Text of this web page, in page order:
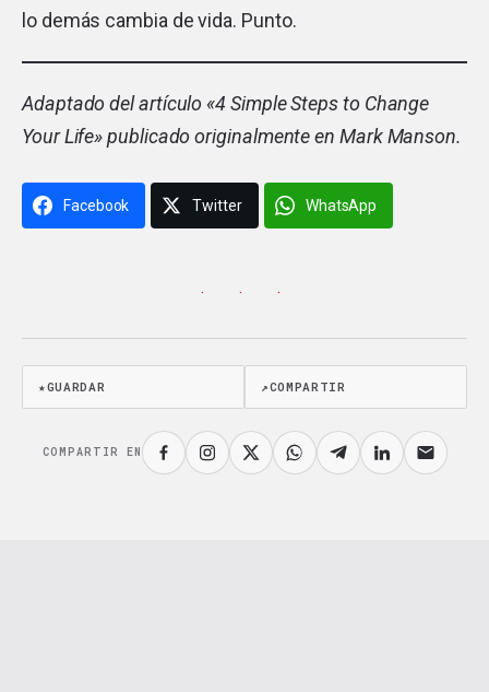
lo demás cambia de vida. Punto.
Adaptado del artículo «4 Simple Steps to Change
Your Life» publicado originalmente en Mark Manson.
Facebook Twitter WhatsApp
· · ·
★GUARDAR ↗COMPARTIR
COMPARTIR EN